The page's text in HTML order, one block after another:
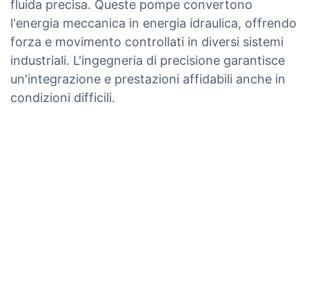
fluida precisa. Queste pompe convertono
l'energia meccanica in energia idraulica, offrendo
forza e movimento controllati in diversi sistemi
industriali. L'ingegneria di precisione garantisce
un'integrazione e prestazioni affidabili anche in
condizioni difficili.